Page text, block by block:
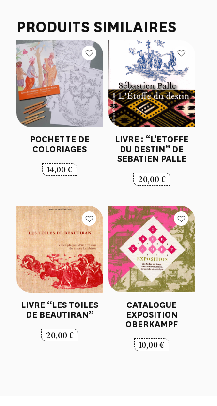
PRODUITS SIMILAIRES
POCHETTE DE
COLORIAGES
14,00€
LIVRE : “L’ETOFFE
DU DESTIN” DE
SEBATIEN PALLE
20,00€
LIVRE “LES TOILES
DE BEAUTIRAN”
20,00€
CATALOGUE
EXPOSITION
OBERKAMPF
10,00€